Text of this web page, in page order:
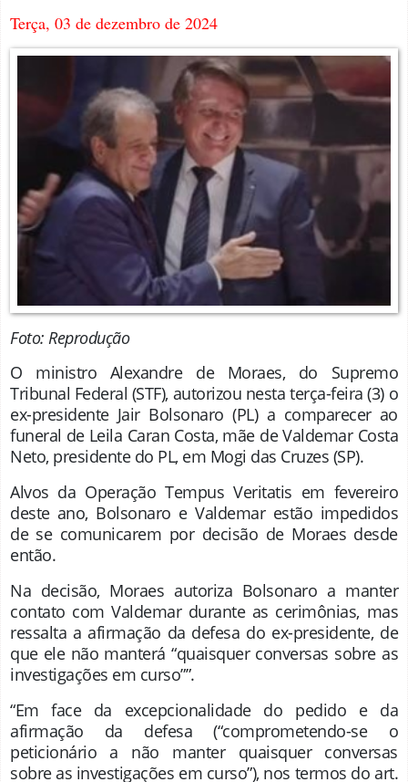
Terça, 03 de dezembro de 2024
Foto: Reprodução
O ministro Alexandre de Moraes, do Supremo
Tribunal Federal (STF), autorizou nesta terça-feira (3) o
ex-presidente Jair Bolsonaro (PL) a comparecer ao
funeral de Leila Caran Costa, mãe de Valdemar Costa
Neto, presidente do PL, em Mogi das Cruzes (SP).
Alvos da Operação Tempus Veritatis em fevereiro
deste ano, Bolsonaro e Valdemar estão impedidos
de se comunicarem por decisão de Moraes desde
então.
Na decisão, Moraes autoriza Bolsonaro a manter
contato com Valdemar durante as cerimônias, mas
ressalta a afirmação da defesa do ex-presidente, de
que ele não manterá “quaisquer conversas sobre as
investigações em curso””.
“Em face da excepcionalidade do pedido e da
afirmação da defesa (“comprometendo-se o
peticionário a não manter quaisquer conversas
sobre as investigações em curso”), nos termos do art.